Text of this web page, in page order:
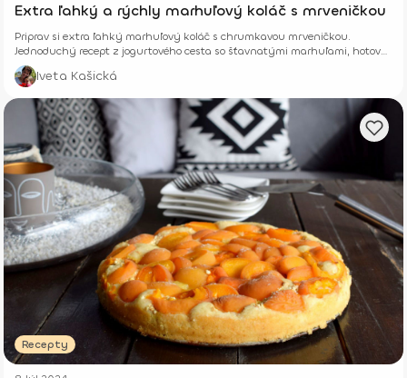
Extra ľahký a rýchly marhuľový koláč s mrveničkou
Priprav si extra ľahký marhuľový koláč s chrumkavou mrveničkou.
Jednoduchý recept z jogurtového cesta so šťavnatými marhuľami, hotový
z pár surovín.
Iveta Kašická
Recepty